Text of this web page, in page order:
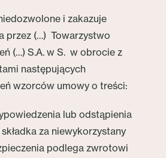
i zakazuje
przez (…) Towarzystwo
(…) S.A. w S. w obrocie z
następujących
wzorców umowy o treści:
lub odstąpienia
za niewykorzystany
podlega zwrotowi